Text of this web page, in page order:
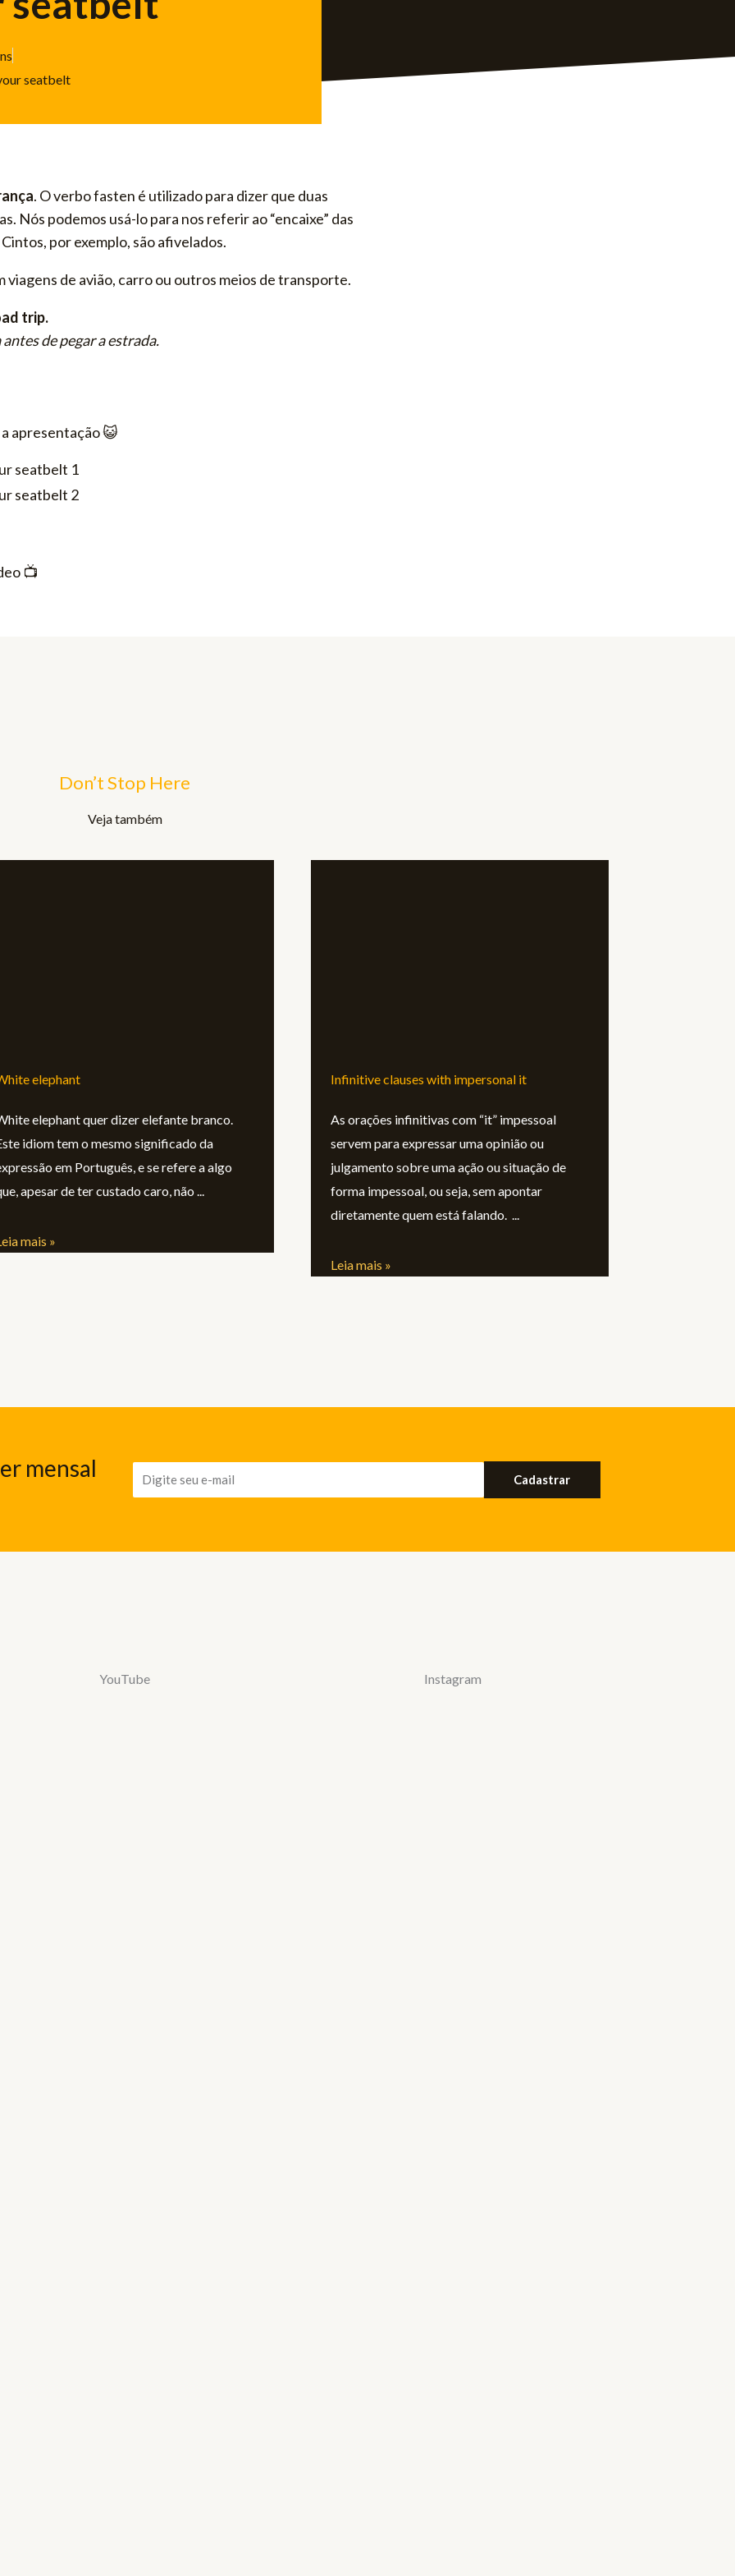
seatbelt
. O verbo fasten é utilizado para dizer que duas
Nós podemos usá-lo para nos referir ao “encaixe” das
por exemplo, são afivelados.
de avião, carro ou outros meios de transporte.
trip.
de pegar a estrada.
apresentação 😺​
📺​
Don’t Stop Here
Veja também
elephant
elephant quer dizer elefante branco.
idiom tem o mesmo significado da
em Português, e se refere a algo
apesar de ter custado caro, não
mais »
Infinitive clauses with impersonal it
As orações infinitivas com “it” impessoal
servem para expressar uma opinião ou
julgamento sobre uma ação ou situação de
forma impessoal, ou seja, sem apontar
diretamente quem está falando.
Leia mais »
mensal
Cadastrar
YouTube Instagram